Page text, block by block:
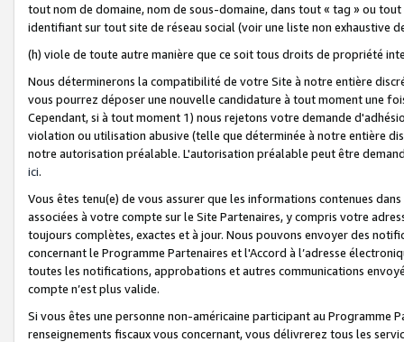
tout nom de domaine, nom de sous-domaine, dans tout « tag » ou
identifiant sur tout site de réseau social (voir une liste non exhaustive
(h) viole de toute autre manière que ce soit tous droits de propriété
Nous déterminerons la compatibilité de votre Site à notre entière
vous pourrez déposer une nouvelle candidature à tout moment une
Cependant, si à tout moment 1) nous rejetons votre demande
violation ou utilisation abusive (telle que déterminée à notre entière
notre autorisation préalable. L'autorisation préalable peut être
ici.
Vous êtes tenu(e) de vous assurer que les informations contenues
associées à votre compte sur le Site Partenaires, y compris votre
toujours complètes, exactes et à jour. Nous pouvons envoyer des
concernant le Programme Partenaires et l'Accord à l’adresse
toutes les notifications, approbations et autres communications
compte n’est plus valide.
Si vous êtes une personne non-américaine participant au
renseignements fiscaux vous concernant, vous délivrerez tous les